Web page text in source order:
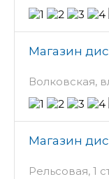
Магазин
Волковская,
Магазин
Рельсовая, 1